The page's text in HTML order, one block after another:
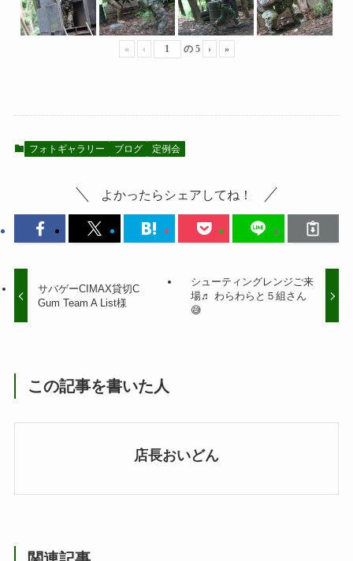
« ‹ の 5 › »
フォトギャラリー ブログ 定例会
よかったらシェアしてね！
サバゲーCIMAX貸切C
Gum Team A List様
シューティングレンジご来
場♬ わらわらと５組さん
😅
この記事を書いた人
店長おいどん